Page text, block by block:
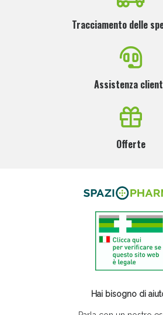
Tracciamento delle
Assistenza
Offerte
Hai bisogno di